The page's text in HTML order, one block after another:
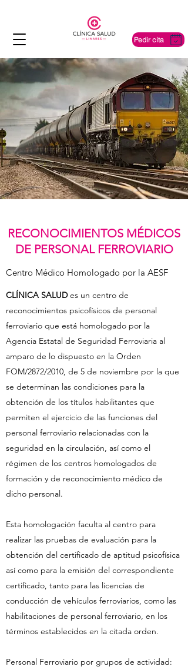
Pedir cita
RECONOCIMIENTOS MÉDICOS
DE PERSONAL FERROVIARIO
Centro Médico Homologado por la AESF
CLÍNICA SALUDes un centro de
reconocimientos psicofísicos de personal
ferroviario que está homologado por la
Agencia Estatal de Seguridad Ferroviaria al
amparo de lo dispuesto en la Orden
FOM/2872/2010, de 5 de noviembre por la que
se determinan las condiciones para la
obtención de los títulos habilitantes que
permiten el ejercicio de las funciones del
personal ferroviario relacionadas con la
seguridad en la circulación, así como el
régimen de los centros homologados de
formación y de reconocimiento médico de
dicho personal.
Esta homologación faculta al centro para
realizar las pruebas de evaluación para la
obtención del certificado de aptitud psicofísica
así como para la emisión del correspondiente
certificado, tanto para las licencias de
conducción de vehículos ferroviarios, como las
habilitaciones de personal ferroviario, en los
términos establecidos en la citada orden.
Personal Ferroviario por grupos de actividad: